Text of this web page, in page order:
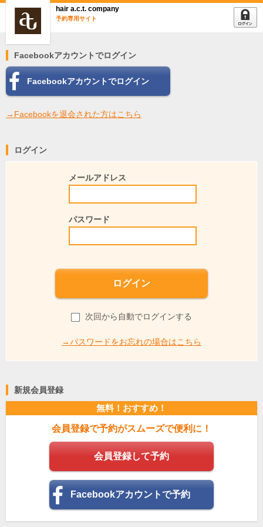
hair a.c.t. company
予約専用サイト
Facebookアカウントでログイン
Facebookアカウントでログイン
→Facebookを退会された方はこちら
ログイン
メールアドレス
パスワード
ログイン
次回から自動でログインする
→パスワードをお忘れの場合はこちら
新規会員登録
無料！おすすめ！
会員登録で予約がスムーズで便利に！
会員登録して予約
Facebookアカウントで予約